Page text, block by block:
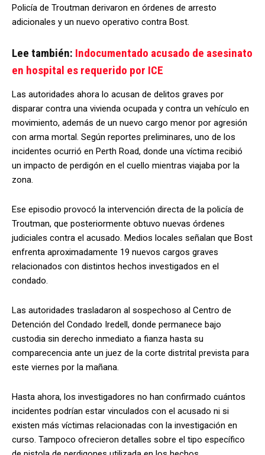
Policía de Troutman derivaron en órdenes de arresto
adicionales y un nuevo operativo contra Bost.
Lee también: Indocumentado acusado de asesinato
en hospital es requerido por ICE
Las autoridades ahora lo acusan de delitos graves por
disparar contra una vivienda ocupada y contra un vehículo en
movimiento, además de un nuevo cargo menor por agresión
con arma mortal. Según reportes preliminares, uno de los
incidentes ocurrió en Perth Road, donde una víctima recibió
un impacto de perdigón en el cuello mientras viajaba por la
zona.
Ese episodio provocó la intervención directa de la policía de
Troutman, que posteriormente obtuvo nuevas órdenes
judiciales contra el acusado. Medios locales señalan que Bost
enfrenta aproximadamente 19 nuevos cargos graves
relacionados con distintos hechos investigados en el
condado.
Las autoridades trasladaron al sospechoso al Centro de
Detención del Condado Iredell, donde permanece bajo
custodia sin derecho inmediato a fianza hasta su
comparecencia ante un juez de la corte distrital prevista para
este viernes por la mañana.
Hasta ahora, los investigadores no han confirmado cuántos
incidentes podrían estar vinculados con el acusado ni si
existen más víctimas relacionadas con la investigación en
curso. Tampoco ofrecieron detalles sobre el tipo específico